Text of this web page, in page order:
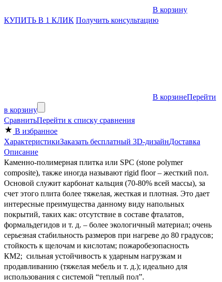
В корзину
КУПИТЬ В 1 КЛИК Получить консультацию
В корзинеПерейти
в корзину
СравнитьПерейти к списку сравнения
В избранное
ХарактеристикиЗаказать бесплатный 3D-дизайнДоставка
Описание
Каменно-полимерная плитка или SPC (stone polymer
composite), также иногда называют rigid floor – жесткий пол.
Основой служит карбонат кальция (70-80% всей массы), за
счет этого плита более тяжелая, жесткая и плотная. Это дает
интересные преимущества данному виду напольных
покрытий, таких как: отсутствие в составе фталатов,
формальдегидов и т. д. – более экологичный материал; очень
серьезная стабильность размеров при нагреве до 80 градусов;
стойкость к щелочам и кислотам; пожаробезопасность
КМ2; сильная устойчивость к ударным нагрузкам и
продавливанию (тяжелая мебель и т. д.); идеально для
использования с системой “теплый пол”.